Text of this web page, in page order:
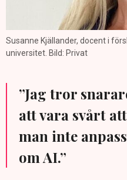
Susanne Kjällander, docent i
universitet. Bild: Privat
”Jag tror
att vara svårt
man inte
om AI.”